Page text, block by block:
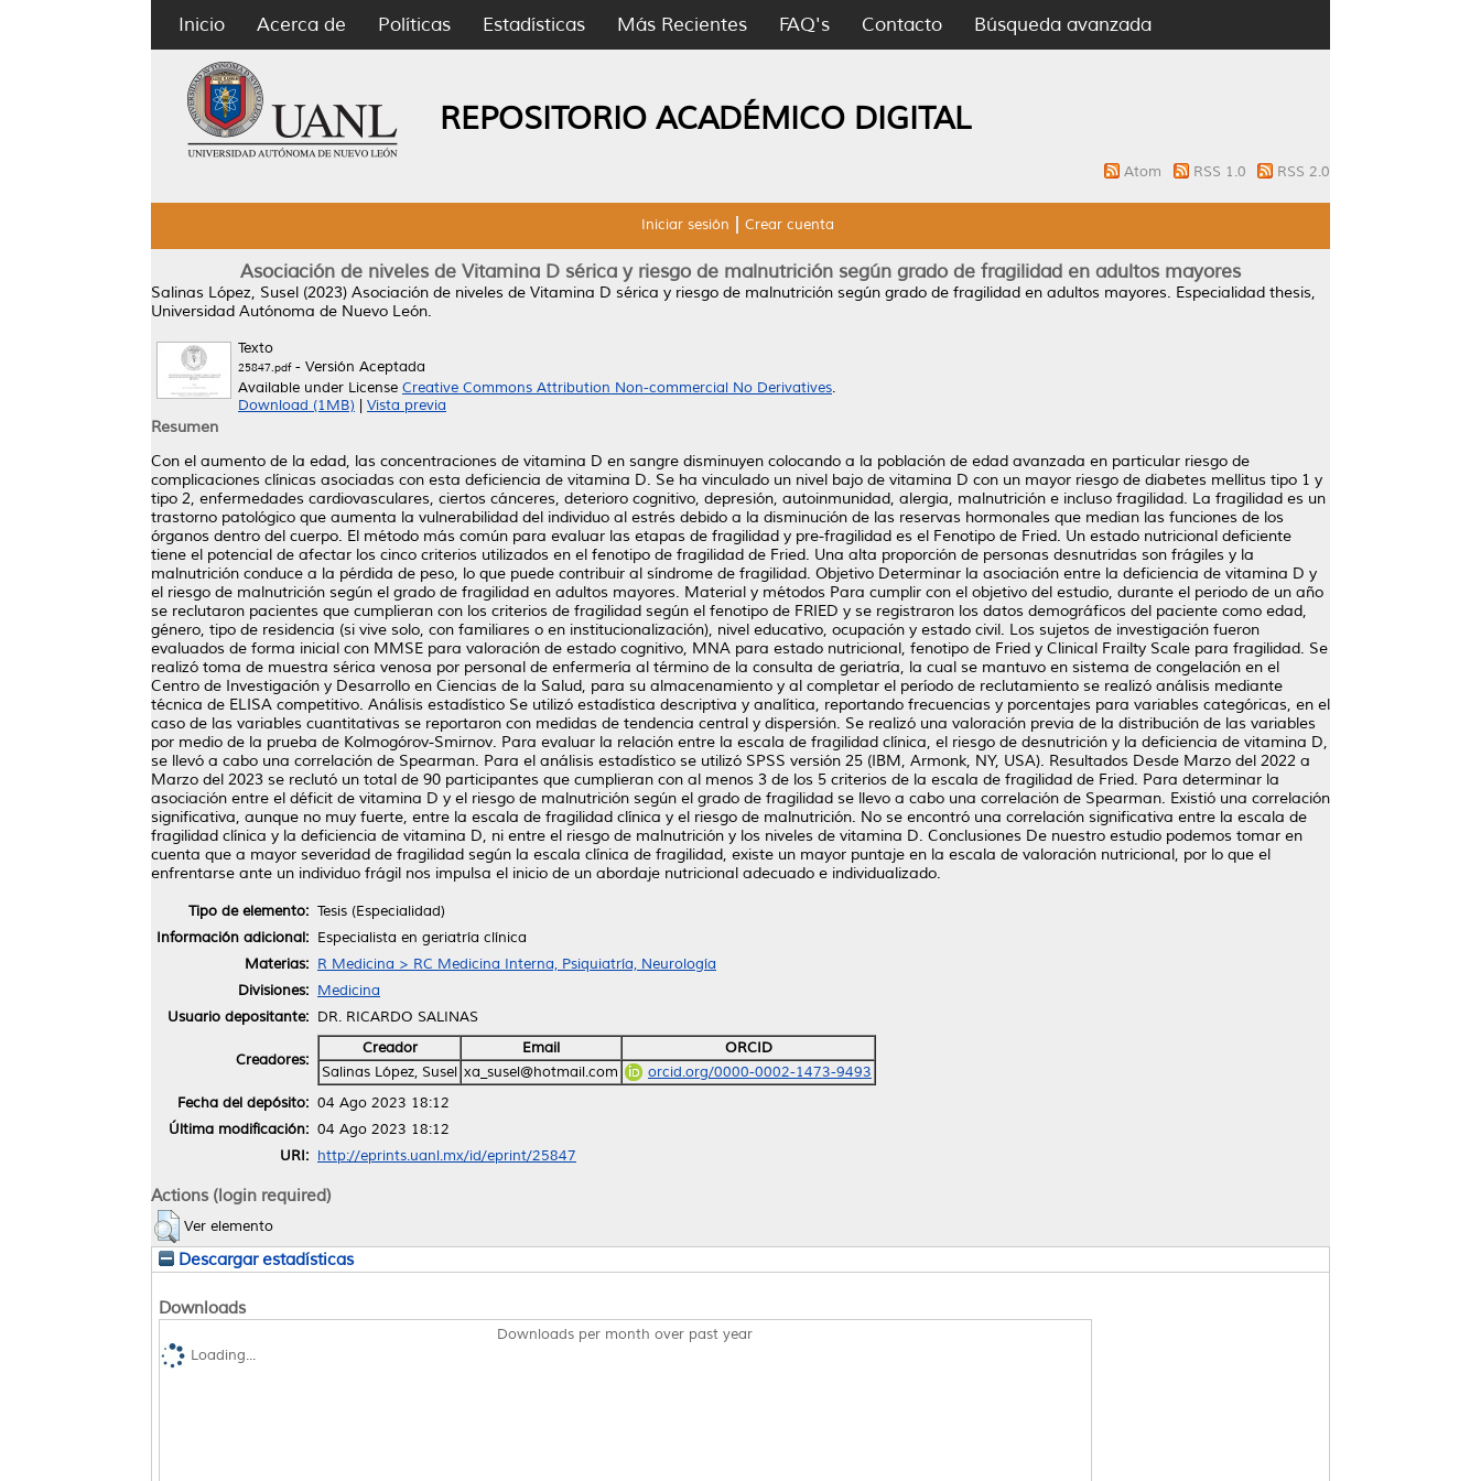
Inicio Acerca de Políticas Estadísticas Más Recientes FAQ's Contacto Búsqueda avanzada
REPOSITORIO ACADÉMICO DIGITAL
Atom RSS 1.0 RSS 2.0
Iniciar sesión Crear cuenta
Asociación de niveles de Vitamina D sérica y riesgo de malnutrición según grado de fragilidad en adultos mayores
Salinas López, Susel (2023) Asociación de niveles de Vitamina D sérica y riesgo de malnutrición según grado de fragilidad en adultos mayores. Especialidad thesis,
Universidad Autónoma de Nuevo León.
Texto
25847.pdf- Versión Aceptada
Available under License Creative Commons Attribution Non-commercial No Derivatives.
Download (1MB)
Vista previa
Resumen
Con el aumento de la edad, las concentraciones de vitamina D en sangre disminuyen colocando a la población de edad avanzada en particular riesgo de
complicaciones clínicas asociadas con esta deficiencia de vitamina D. Se ha vinculado un nivel bajo de vitamina D con un mayor riesgo de diabetes mellitus tipo 1 y
tipo 2, enfermedades cardiovasculares, ciertos cánceres, deterioro cognitivo, depresión, autoinmunidad, alergia, malnutrición e incluso fragilidad. La fragilidad es un
trastorno patológico que aumenta la vulnerabilidad del individuo al estrés debido a la disminución de las reservas hormonales que median las funciones de los
órganos dentro del cuerpo. El método más común para evaluar las etapas de fragilidad y pre-fragilidad es el Fenotipo de Fried. Un estado nutricional deficiente
tiene el potencial de afectar los cinco criterios utilizados en el fenotipo de fragilidad de Fried. Una alta proporción de personas desnutridas son frágiles y la
malnutrición conduce a la pérdida de peso, lo que puede contribuir al síndrome de fragilidad. Objetivo Determinar la asociación entre la deficiencia de vitamina D y
el riesgo de malnutrición según el grado de fragilidad en adultos mayores. Material y métodos Para cumplir con el objetivo del estudio, durante el periodo de un año
se reclutaron pacientes que cumplieran con los criterios de fragilidad según el fenotipo de FRIED y se registraron los datos demográficos del paciente como edad,
género, tipo de residencia (si vive solo, con familiares o en institucionalización), nivel educativo, ocupación y estado civil. Los sujetos de investigación fueron
evaluados de forma inicial con MMSE para valoración de estado cognitivo, MNA para estado nutricional, fenotipo de Fried y Clinical Frailty Scale para fragilidad. Se
realizó toma de muestra sérica venosa por personal de enfermería al término de la consulta de geriatría, la cual se mantuvo en sistema de congelación en el
Centro de Investigación y Desarrollo en Ciencias de la Salud, para su almacenamiento y al completar el período de reclutamiento se realizó análisis mediante
técnica de ELISA competitivo. Análisis estadístico Se utilizó estadística descriptiva y analítica, reportando frecuencias y porcentajes para variables categóricas, en el
caso de las variables cuantitativas se reportaron con medidas de tendencia central y dispersión. Se realizó una valoración previa de la distribución de las variables
por medio de la prueba de Kolmogórov-Smirnov. Para evaluar la relación entre la escala de fragilidad clínica, el riesgo de desnutrición y la deficiencia de vitamina D,
se llevó a cabo una correlación de Spearman. Para el análisis estadístico se utilizó SPSS versión 25 (IBM, Armonk, NY, USA). Resultados Desde Marzo del 2022 a
Marzo del 2023 se reclutó un total de 90 participantes que cumplieran con al menos 3 de los 5 criterios de la escala de fragilidad de Fried. Para determinar la
asociación entre el déficit de vitamina D y el riesgo de malnutrición según el grado de fragilidad se llevo a cabo una correlación de Spearman. Existió una correlación
significativa, aunque no muy fuerte, entre la escala de fragilidad clínica y el riesgo de malnutrición. No se encontró una correlación significativa entre la escala de
fragilidad clínica y la deficiencia de vitamina D, ni entre el riesgo de malnutrición y los niveles de vitamina D. Conclusiones De nuestro estudio podemos tomar en
cuenta que a mayor severidad de fragilidad según la escala clínica de fragilidad, existe un mayor puntaje en la escala de valoración nutricional, por lo que el
enfrentarse ante un individuo frágil nos impulsa el inicio de un abordaje nutricional adecuado e individualizado.
Tipo de elemento: Tesis (Especialidad)
Información adicional: Especialista en geriatría clínica
Materias: R Medicina > RC Medicina Interna, Psiquiatría, Neurología
Divisiones: Medicina
Usuario depositante: DR. RICARDO SALINAS
Creadores:
Creador Email
ORCID
Salinas López, Susel xa_susel@hotmail.com
orcid.org/0000-0002-1473-9493
Fecha del depósito: 04 Ago 2023 18:12
Última modificación: 04 Ago 2023 18:12
URI: http://eprints.uanl.mx/id/eprint/25847
Actions (login required)
Ver elemento
Descargar estadísticas
Downloads
Downloads per month over past year
Loading...